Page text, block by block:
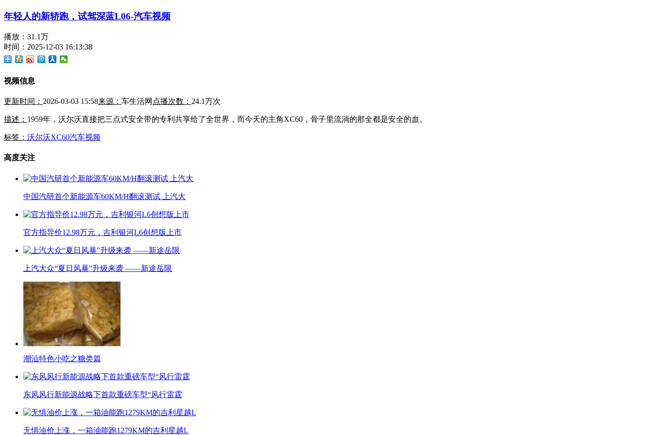
年轻人的新轿跑，试驾深蓝L06-汽车视频
播放：31.1万
时间：2025-12-03 16:13:38
视频信息
更新时间： 2026-03-03 15:58来源： 车生活网 点播次数： 24.1万次
描述： 1959年，沃尔沃直接把三点式安全带的专利共享给了全世界，而今天的主角XC60，骨子里流淌的那全都是安全的血。
标签： 沃尔沃XC60汽车视频
高度关注
中国汽研首个新能源车60KM/H翻滚测试 上汽大
官方指导价12.98万元，吉利银河L6创想版上市
上汽大众“夏日风暴”升级来袭 ——新途岳限
潮汕特色小吃之糖类篇
东风风行新能源战略下首款重磅车型“风行雷霆
无惧油价上涨，一箱油能跑1279KM的吉利星越L